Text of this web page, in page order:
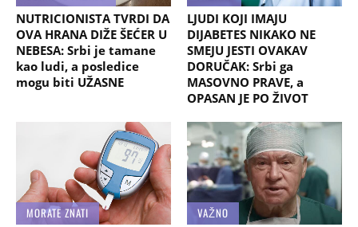
NUTRICIONISTA TVRDI DA
OVA HRANA DIŽE ŠEĆER U
NEBESA: Srbi je tamane
kao ludi, a posledice
mogu biti UŽASNE
LJUDI KOJI IMAJU
DIJABETES NIKAKO NE
SMEJU JESTI OVAKAV
DORUČAK: Srbi ga
MASOVNO PRAVE, a
OPASAN JE PO ŽIVOT
MORATE ZNATI
VAŽNO